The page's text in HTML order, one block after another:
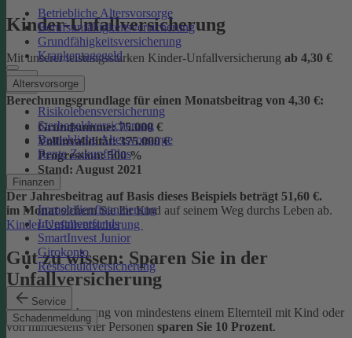
Betriebliche Altersvorsorge
Berufsunfähigkeitsversicherung
Grundfähigkeitsversicherung
Krankentagegeld
Altersvorsorge
Risikolebensversicherung
Sterbegeldversicherung
Betriebliche Altersvorsorge
Rente ZukunftPlus
Finanzen
Immobilienfinanzierung
Investmentfonds
SmartInvest Junior
Girokonto
Restschuldversicherung
Service
Schadenmeldung
Kinder-Unfallversicherung
Mit unserer leistungsstarken Kinder-Unfallversicherung ab 4,30 €
Berechnungsgrundlage für einen Monatsbeitrag von 4,30 €:
Grundsumme:75.000 €
Vollinvalidität:375.000 €
Progression:500 %
Stand: August 2021
Der Jahresbeitrag auf Basis dieses Beispiels beträgt 51,60 €.
im Monatsichern Sie Ihr Kind auf seinem Weg durchs Leben ab.
Kinder-Unfallversicherung
Gut zu wissen: Sparen Sie in der
Unfallversicherung
Bei der Versicherung von mindestens einem Elternteil mit Kind oder
von mindestens vier Personen sparen Sie 10 Prozent.